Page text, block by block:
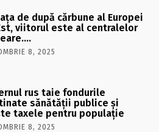
de după cărbune al Europei
viitorul este al centralelor
8, 2025
rus taie fondurile
sănătății publice și
taxele pentru populație
8, 2025